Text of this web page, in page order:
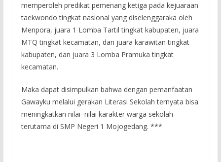
memperoleh predikat pemenang ketiga pada kejuaraan
taekwondo tingkat nasional yang diselenggaraka oleh
Menpora, juara 1 Lomba Tartil tingkat kabupaten, juara
MTQ tingkat kecamatan, dan juara karawitan tingkat
kabupaten, dan juara 3 Lomba Pramuka tingkat
kecamatan.
Maka dapat disimpulkan bahwa dengan pemanfaatan
Gawayku melalui gerakan Literasi Sekolah ternyata bisa
meningkatkan nilai–nilai karakter warga sekolah
terutama di SMP Negeri 1 Mojogedang. ***